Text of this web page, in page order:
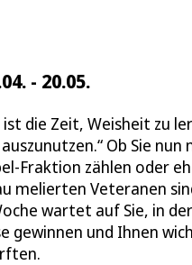
- 20.05.
ist die Zeit, Weisheit zu
Ob Sie nun
Fraktion zählen oder
melierten Veteranen
wartet auf Sie, in
gewinnen und Ihnen